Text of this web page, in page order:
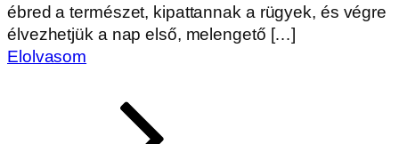
ébred a természet, kipattannak a rügyek, és végre
élvezhetjük a nap első, melengető […]
Elolvasom